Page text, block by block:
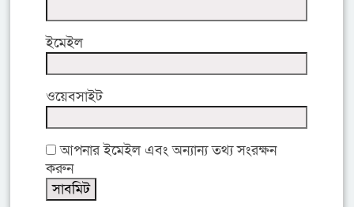
ইমেইল
ওয়েবসাইট
আপনার ইমেইল এবং অন্যান্য তথ্য সংরক্ষন
করুন